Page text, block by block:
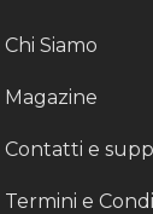
Chi Siamo
Magazine
Contatti e
Termini e